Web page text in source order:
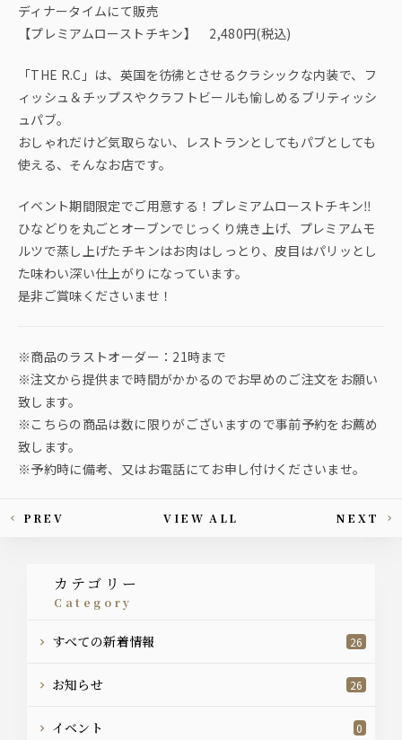
ディナータイムにて販売
【プレミアムローストチキン】 2,480円(税込)
「THE R.C」は、英国を彷彿とさせるクラシックな内装で、フ
ィッシュ＆チップスやクラフトビールも愉しめるブリティッシ
ュパブ。
おしゃれだけど気取らない、レストランとしてもパブとしても
使える、そんなお店です。
イベント期間限定でご用意する！プレミアムローストチキン‼️
ひなどりを丸ごとオーブンでじっくり焼き上げ、プレミアムモ
ルツで蒸し上げたチキンはお肉はしっとり、皮目はパリッとし
た味わい深い仕上がりになっています。
是非ご賞味くださいませ！
※商品のラストオーダー：21時まで
※注文から提供まで時間がかかるのでお早めのご注文をお願い
致します。
※こちらの商品は数に限りがございますので事前予約をお薦め
致します。
※予約時に備考、又はお電話にてお申し付けくださいませ。
This article's paging
PREV VIEW ALL NEXT
カテゴリー
category
すべての新着情報 26
お知らせ 26
イベント 0